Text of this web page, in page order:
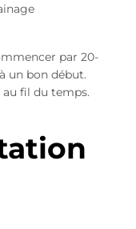
par 20-
un bon début.
au fil du temps.